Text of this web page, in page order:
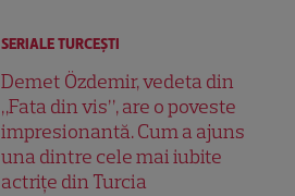
SERIALE TURCEŞTI
Demet Özdemir, vedeta din
„Fata din vis”, are o poveste
impresionantă. Cum a ajuns
una dintre cele mai iubite
actrițe din Turcia